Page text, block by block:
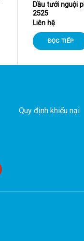
Dầu tưới nguội
2525
Liên hệ
ĐỌC TIẾP
Quy định khiếu nại